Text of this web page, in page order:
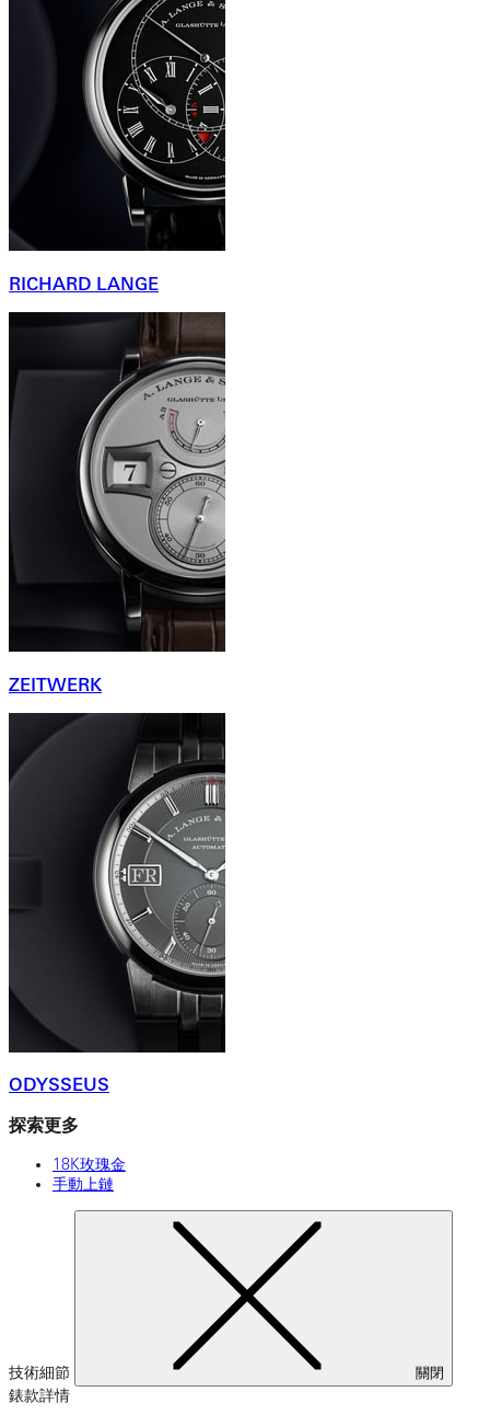
RICHARD LANGE
ZEITWERK
ODYSSEUS
探索更多
18K玫瑰金
手動上鏈
技術細節 關閉
錶款詳情